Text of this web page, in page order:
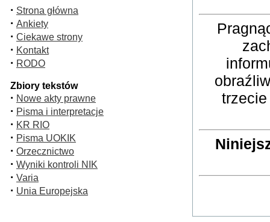
· Strona główna
· Ankiety
· Ciekawe strony
· Kontakt
· RODO
Zbiory tekstów
· Nowe akty prawne
· Pisma i interpretacje
· KR RIO
· Pisma UOKIK
· Orzecznictwo
· Wyniki kontroli NIK
· Varia
· Unia Europejska